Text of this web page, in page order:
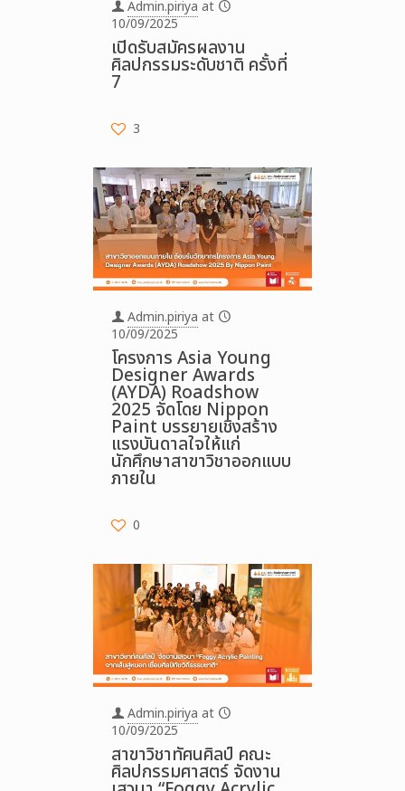
Admin.piriya at
10/09/2025
เปิดรับสมัครผลงาน
ศิลปกรรมระดับชาติ ครั้งที่
7
3
Admin.piriya at
10/09/2025
โครงการ Asia Young
Designer Awards
(AYDA) Roadshow
2025 จัดโดย Nippon
Paint บรรยายเชิงสร้าง
แรงบันดาลใจให้แก่
นักศึกษาสาขาวิชาออกแบบ
ภายใน
0
Admin.piriya at
10/09/2025
สาขาวิชาทัศนศิลป์ คณะ
ศิลปกรรมศาสตร์ จัดงาน